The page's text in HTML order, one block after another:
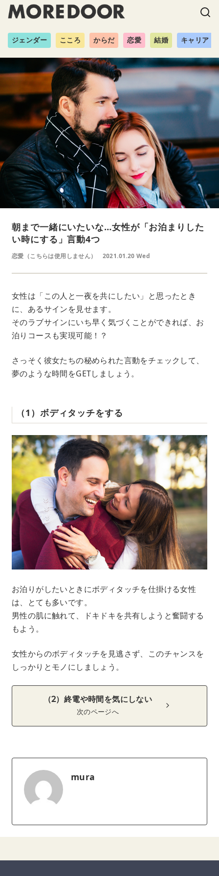
ジェンダー こころ からだ 恋愛 結婚 キャリア
朝まで一緒にいたいな…女性が「お泊まりした
い時にする」言動4つ
恋愛（こちらは使用しません） 2021.01.20 Wed
女性は「この人と一夜を共にしたい」と思ったとき
に、あるサインを見せます。
そのラブサインにいち早く気づくことができれば、お
泊りコースも実現可能！？
さっそく彼女たちの秘められた言動をチェックして、
夢のような時間をGETしましょう。
（1）ボディタッチをする
お泊りがしたいときにボディタッチを仕掛ける女性
は、とても多いです。
男性の肌に触れて、ドキドキを共有しようと奮闘する
もよう。
女性からのボディタッチを見逃さず、このチャンスを
しっかりとモノにしましょう。
（2）終電や時間を気にしない
次のページへ
mura